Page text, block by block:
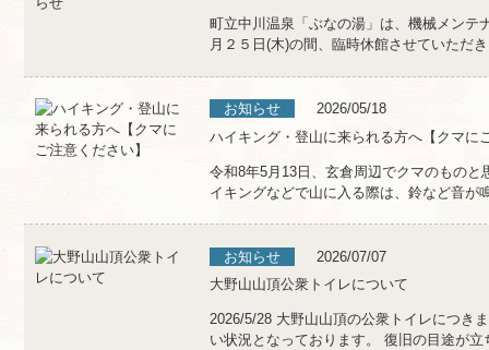
町立中川温泉「ぶなの湯」は、機械メンテ
月２５日(木)の間、臨時休館させていただ
お知らせ
2026/05/18
ハイキング・登山に来られる方へ【クマに
令和8年5月13日、玄倉周辺でクマのもの
イキングなどで山に入る際は、鈴など音が
お知らせ
2026/07/07
大野山山頂公衆トイレについて
2026/5/28 大野山山頂の公衆トイレにつき
い状況となっております。 復旧の目途が